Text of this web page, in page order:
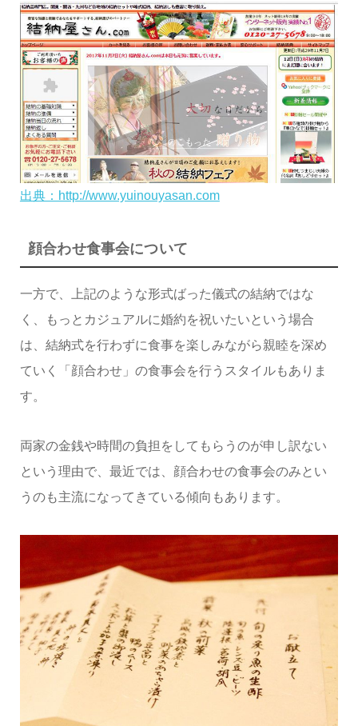
出典：http://www.yuinouyasan.com
顔合わせ食事会について
一方で、上記のような形式ばった儀式の結納ではな
く、もっとカジュアルに婚約を祝いたいという場合
は、結納式を行わずに食事を楽しみながら親睦を深め
ていく「顔合わせ」の食事会を行うスタイルもありま
す。
両家の金銭や時間の負担をしてもらうのが申し訳ない
という理由で、最近では、顔合わせの食事会のみとい
うのも主流になってきている傾向もあります。